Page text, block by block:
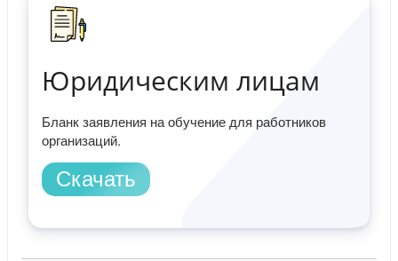
Юридическим лицам
Бланк заявления на обучение для работников
организаций.
Скачать